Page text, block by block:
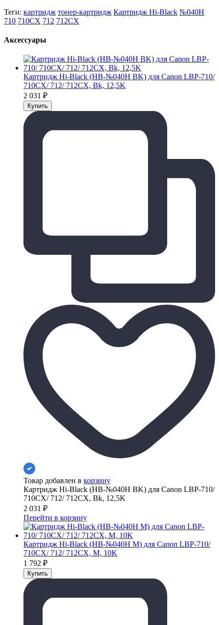
Теги: картридж тонер-картридж Картридж Hi-Black №040H
710 710CX 712 712CX
Аксессуары
Картридж Hi-Black (HB-№040H BK) для Canon LBP-710/
710CX/ 712/ 712CX, Bk, 12,5K
2 031 ₽
Товар добавлен в корзину
Картридж Hi-Black (HB-№040H BK) для Canon LBP-710/
710CX/ 712/ 712CX, Bk, 12,5K
2 031 ₽
Перейти в корзину
Картридж Hi-Black (HB-№040H M) для Canon LBP-710/
710CX/ 712/ 712CX, M, 10K
1 792 ₽